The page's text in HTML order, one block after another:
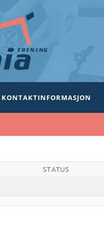
KONTAKTINFORMASJON
STATUS